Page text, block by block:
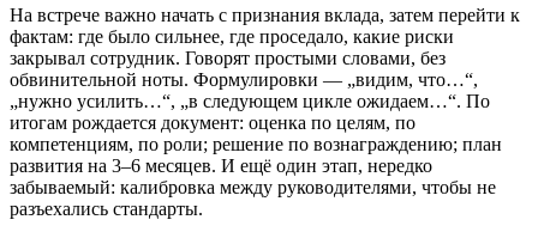
На встрече важно начать с признания вклада, затем перейти к
фактам: где было сильнее, где проседало, какие риски
закрывал сотрудник. Говорят простыми словами, без
обвинительной ноты. Формулировки — „видим, что…“,
„нужно усилить…“, „в следующем цикле ожидаем…“. По
итогам рождается документ: оценка по целям, по
компетенциям, по роли; решение по вознаграждению; план
развития на 3–6 месяцев. И ещё один этап, нередко
забываемый: калибровка между руководителями, чтобы не
разъехались стандарты.